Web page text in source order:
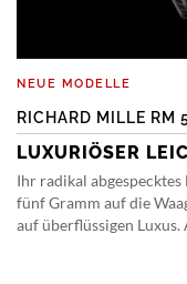
NEUE MODELLE
RICHARD MILLE RM
LUXURIÖSER
Ihr radikal
fünf Gramm auf die
auf überflüssigen